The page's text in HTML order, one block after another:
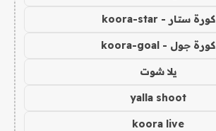
كورة ستار - koora-star
كورة جول - koora-goal
يلا شوت
yalla shoot
koora live